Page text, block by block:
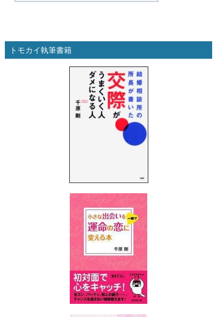
トモカイ執筆書籍